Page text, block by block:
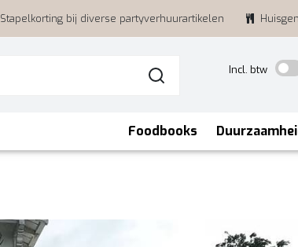
Stapelkorting bij diverse partyverhuurartikelen
Incl. btw
Foodbooks